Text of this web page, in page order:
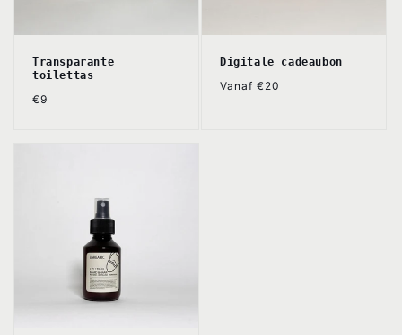
Transparante
toilettas
Normale
€9
Digitale cadeaubon
Normale
Vanaf €20